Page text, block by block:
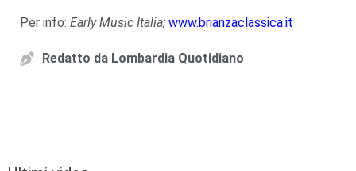
Per info: Early Music Italia; www.brianzaclassica.it
Redatto da Lombardia Quotidiano